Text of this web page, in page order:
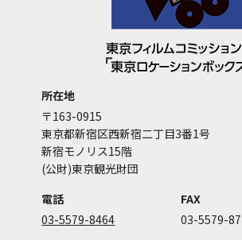
所在地
〒163-0915
東京都新宿区西新宿二丁目3番1号
新宿モノリス15階
(公財)東京観光財団
電話
03-5579-8464
FAX
03-5579-